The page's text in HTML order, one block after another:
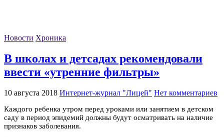
Новости Хроника
В школах и детсадах рекомендовали
ввести «утренние фильтры»
10 августа 2018 Интернет-журнал "Лицей" Нет комментариев
Каждого ребенка утром перед уроками или занятием в детском
саду в период эпидемий должны будут осматривать на наличие
признаков заболевания.